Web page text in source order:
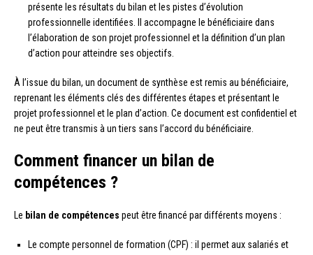
présente les résultats du bilan et les pistes d’évolution
professionnelle identifiées. Il accompagne le bénéficiaire dans
l’élaboration de son projet professionnel et la définition d’un plan
d’action pour atteindre ses objectifs.
À l’issue du bilan, un document de synthèse est remis au bénéficiaire,
reprenant les éléments clés des différentes étapes et présentant le
projet professionnel et le plan d’action. Ce document est confidentiel et
ne peut être transmis à un tiers sans l’accord du bénéficiaire.
Comment financer un bilan de
compétences ?
Le bilan de compétences peut être financé par différents moyens :
Le compte personnel de formation (CPF) : il permet aux salariés et